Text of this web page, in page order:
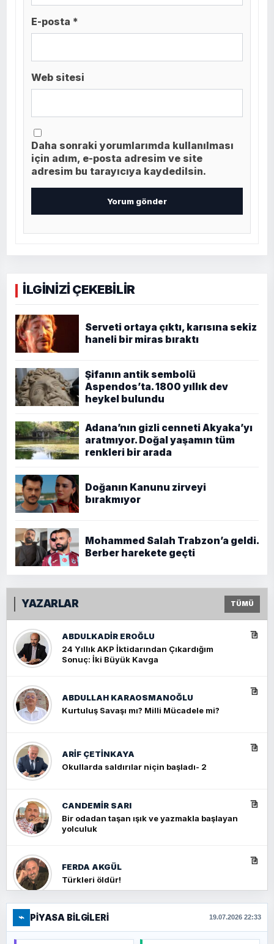
E-posta *
Web sitesi
Daha sonraki yorumlarımda kullanılması
için adım, e-posta adresim ve site
adresim bu tarayıcıya kaydedilsin.
İLGİNİZİ ÇEKEBİLİR
Serveti ortaya çıktı, karısına sekiz
haneli bir miras bıraktı
Şifanın antik sembolü
Aspendos’ta. 1800 yıllık dev
heykel bulundu
Adana’nın gizli cenneti Akyaka’yı
aratmıyor. Doğal yaşamın tüm
renkleri bir arada
Doğanın Kanunu zirveyi
bırakmıyor
Mohammed Salah Trabzon’a geldi.
Berber harekete geçti
YAZARLAR TÜMÜ
ABDULKADIR EROĞLU
24 Yıllık AKP İktidarından Çıkardığım
Sonuç: İki Büyük Kavga
ABDULLAH KARAOSMANOĞLU
Kurtuluş Savaşı mı? Milli Mücadele mi?
ARIF ÇETİNKAYA
Okullarda saldırılar niçin başladı- 2
CANDEMIR SARI
Bir odadan taşan ışık ve yazmakla başlayan
yolculuk
FERDA AKGÜL
Türkleri öldür!
FERHAT BÜYÜKKALKAN
Ankara Zirvesi: NATO Toplantısı mı, Yeni
Ortadoğu Haritasının Provası mı?
⌁ PIYASA BILGILERI 19.07.2026 22:33